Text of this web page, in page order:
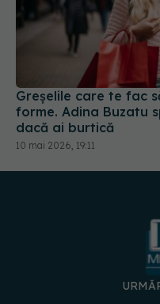
Greșelile care te fac
forme. Adina Buzatu
dacă ai burtică
10 mai 2026, 19:11